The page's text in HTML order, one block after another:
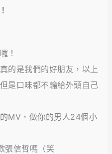
！
的是我們的好朋友，以上
是口味都不輸給外頭自己
MV，做你的男人24個小
張信哲嗎（笑